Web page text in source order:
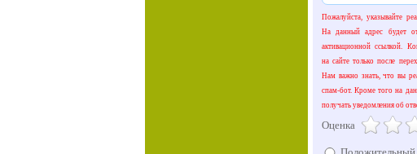
Пожалуйста, указывайте
На данный адрес будет
активационной ссылкой.
на сайте только после
Нам важно знать, что вы
спам-бот. Кроме того на
получать уведомления об
Оценка